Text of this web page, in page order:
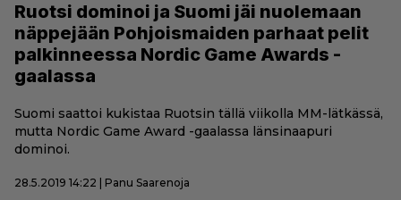
Ruotsi dominoi ja Suomi jäi nuolemaan
näppejään Pohjoismaiden parhaat pelit
palkinneessa Nordic Game Awards -
gaalassa
Suomi saattoi kukistaa Ruotsin tällä viikolla MM-lätkässä,
mutta Nordic Game Award -gaalassa länsinaapuri
dominoi.
28.5.2019 14:22 | Panu Saarenoja